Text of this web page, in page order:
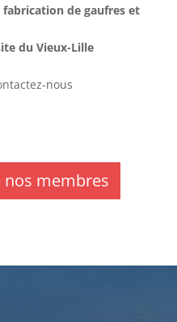
de gaufres et
du Vieux-Lille
nous
nos membres